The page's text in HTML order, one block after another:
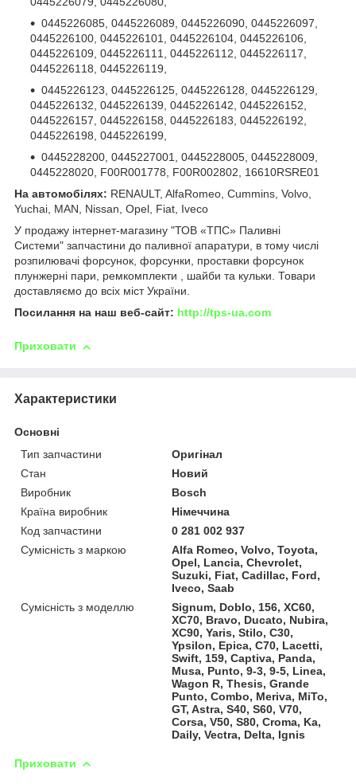
0445226085, 0445226089, 0445226090, 0445226097,
0445226100, 0445226101, 0445226104, 0445226106,
0445226109, 0445226111, 0445226112, 0445226117,
0445226118, 0445226119,
0445226123, 0445226125, 0445226128, 0445226129,
0445226132, 0445226139, 0445226142, 0445226152,
0445226157, 0445226158, 0445226183, 0445226192,
0445226198, 0445226199,
0445228200, 0445227001, 0445228005, 0445228009,
0445228020, F00R001778, F00R002802, 16610RSRE01
На автомобілях: RENAULT, AlfaRomeo, Cummins, Volvo,
Yuchai, MAN, Nissan, Opel, Fiat, Iveco
У продажу інтернет-магазину "ТОВ «ТПС» Паливні
Системи" запчастини до паливної апаратури, в тому числі
розпилювачі форсунок, форсунки, проставки форсунок
плунжерні пари, ремкомплекти , шайби та кульки. Товари
доставляємо до всіх міст України.
Посилання на наш веб-сайт: http://tps-ua.com
Приховати
Характеристики
Основні
Тип запчастини
Оригінал
Стан
Новий
Виробник
Bosch
Країна виробник
Німеччина
Код запчастини
0 281 002 937
Сумісність з маркою
Alfa Romeo, Volvo, Toyota,
Opel, Lancia, Chevrolet,
Suzuki, Fiat, Cadillac, Ford,
Iveco, Saab
Сумісність з моделлю
Signum, Doblo, 156, XC60,
XC70, Bravo, Ducato, Nubira,
XC90, Yaris, Stilo, C30,
Ypsilon, Epica, C70, Lacetti,
Swift, 159, Captiva, Panda,
Musa, Punto, 9-3, 9-5, Linea,
Wagon R, Thesis, Grande
Punto, Combo, Meriva, MiTo,
GT, Astra, S40, S60, V70,
Corsa, V50, S80, Croma, Ka,
Daily, Vectra, Delta, Ignis
Приховати